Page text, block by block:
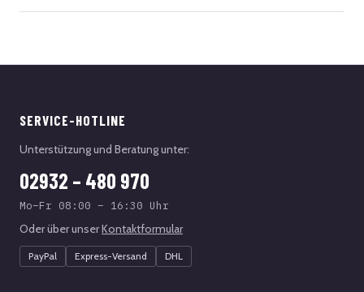
SERVICE-HOTLINE
Unterstützung und Beratung unter:
02932 – 480 970
Mo–Fr 08:00 – 16:30 Uhr
Oder über unserKontaktformular
PayPal Express-Versand DHL